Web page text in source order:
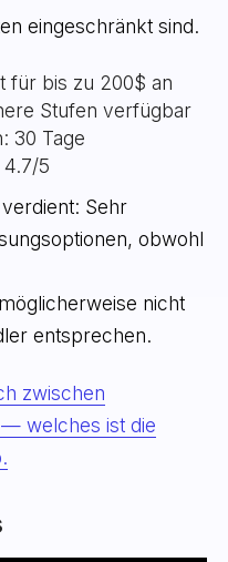
eingeschränkt sind.
für bis zu 200$ an
Stufen verfügbar
30 Tage
5
Sehr
obwohl
nicht
entsprechen.
zwischen
welches ist die